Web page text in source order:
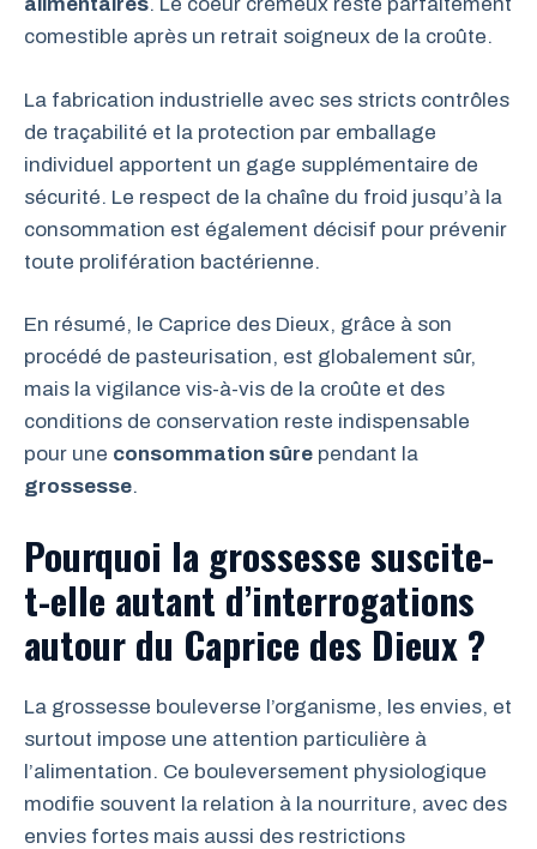
comestible après un retrait soigneux de la croûte.
La fabrication industrielle avec ses stricts contrôles
de traçabilité et la protection par emballage
individuel apportent un gage supplémentaire de
sécurité. Le respect de la chaîne du froid jusqu’à la
consommation est également décisif pour prévenir
toute prolifération bactérienne.
En résumé, le Caprice des Dieux, grâce à son
procédé de pasteurisation, est globalement sûr,
mais la vigilance vis-à-vis de la croûte et des
conditions de conservation reste indispensable
pour une consommation sûre pendant la
grossesse.
Pourquoi la grossesse suscite-
t-elle autant d’interrogations
autour du Caprice des Dieux ?
La grossesse bouleverse l’organisme, les envies, et
surtout impose une attention particulière à
l’alimentation. Ce bouleversement physiologique
modifie souvent la relation à la nourriture, avec des
envies fortes mais aussi des restrictions